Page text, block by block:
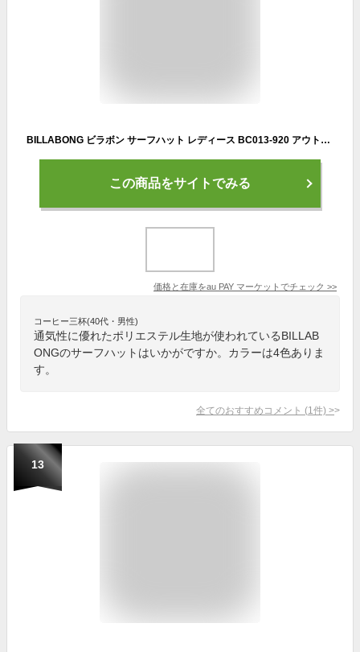
BILLABONG ビラボン サーフハット レディース BC013-920 アウトドア 紫外線対策 帽子 アウトドア ハット サファリハット ぼうし 撥水 首
この商品をサイトでみる
価格と在庫をau PAY マーケット でチェック >>
コーヒー三杯(40代・男性)
通気性に優れたポリエステル生地が使われているBILLAB
ONGのサーフハットはいかがですか。カラーは4色ありま
す。
全てのおすすめコメント (1 件) >
13